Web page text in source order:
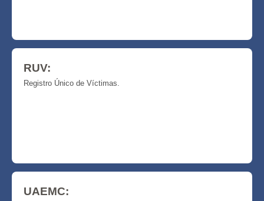
RUV:
Registro Único de Víctimas.
UAEMC: